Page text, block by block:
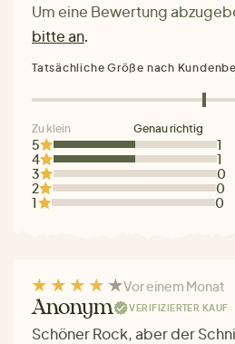
Um eine Bewertung
bitte an.
5
1
4
1
3
0
2
0
1
0
Tatsächliche Größe nach
Zu klein Genau richtig
Vor einem Monat
Anonym VERIFIZIERTER KAUF
Schöner Rock, aber der